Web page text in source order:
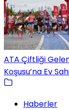
ATA Çiftliği
Koşusu’na Ev
Haberler